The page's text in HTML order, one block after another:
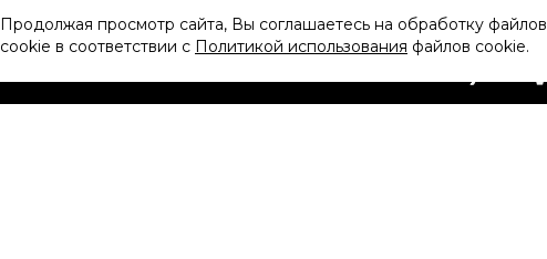
Выбор по брендам
Продолжая просмотр сайта, Вы соглашаетесь на обработку файлов
cookie в соответствии с Политикой использования файлов cookie.